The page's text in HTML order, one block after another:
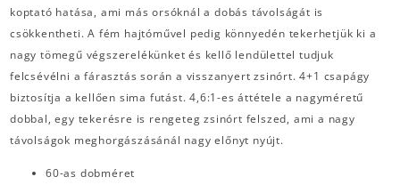
koptató hatása, ami más orsóknál a dobás távolságát is
csökkentheti. A fém hajtóművel pedig könnyedén tekerhetjük ki a
nagy tömegű végszerelékünket és kellő lendülettel tudjuk
felcsévélni a fárasztás során a visszanyert zsinórt. 4+1 csapágy
biztosítja a kellően sima futást. 4,6:1-es áttétele a nagyméretű
dobbal, egy tekerésre is rengeteg zsinórt felszed, ami a nagy
távolságok meghorgászásánál nagy előnyt nyújt.
60-as dobméret